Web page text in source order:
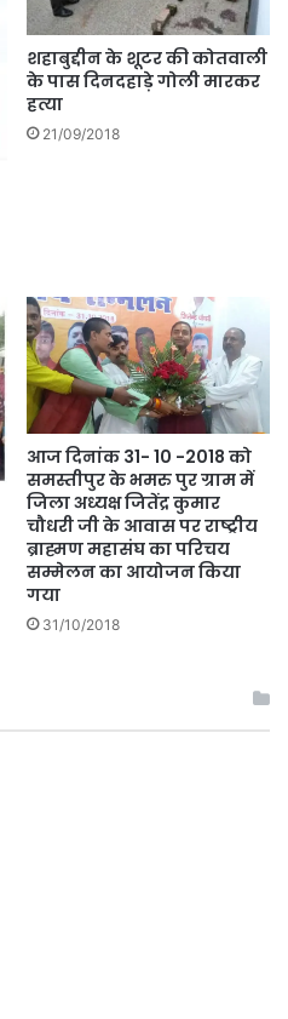
शहाबुद्दीन के शूटर की कोतवाली
के पास दिनदहाड़े गोली मारकर
हत्या
21/09/2018
आज दिनांक 31- 10 -2018 को
समस्तीपुर के भमरु पुर ग्राम में
जिला अध्यक्ष जितेंद्र कुमार
चौधरी जी के आवास पर राष्ट्रीय
ब्राह्मण महासंघ का परिचय
सम्मेलन का आयोजन किया
गया
31/10/2018